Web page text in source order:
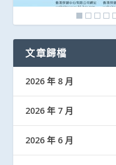
文章歸檔
2026 年 8 月
2026 年 7 月
2026 年 6 月